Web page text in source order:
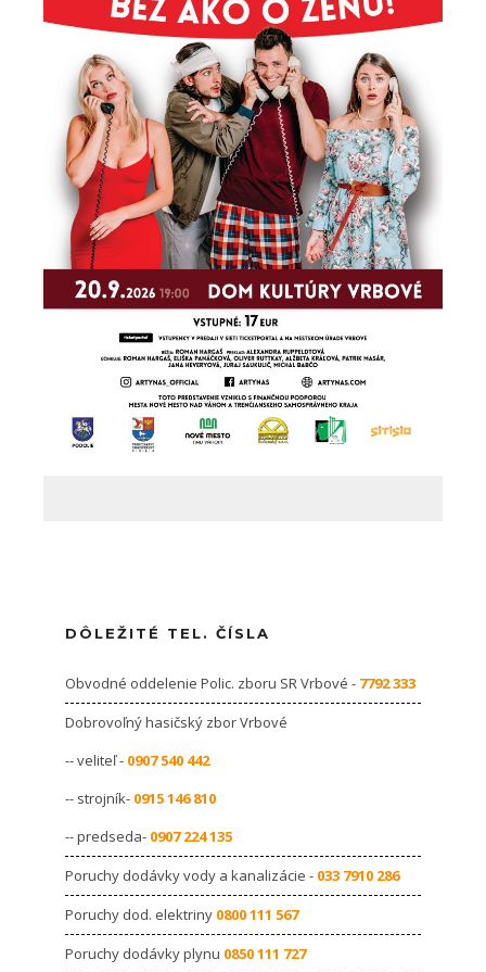
DÔLEŽITÉ TEL. ČÍSLA
Obvodné oddelenie Polic. zboru SR Vrbové - 7792 333
Dobrovoľný hasičský zbor Vrbové
-- veliteľ - 0907 540 442
-- strojník- 0915 146 810
-- predseda- 0907 224 135
Poruchy dodávky vody a kanalizácie - 033 7910 286
Poruchy dod. elektriny 0800 111 567
Poruchy dodávky plynu 0850 111 727